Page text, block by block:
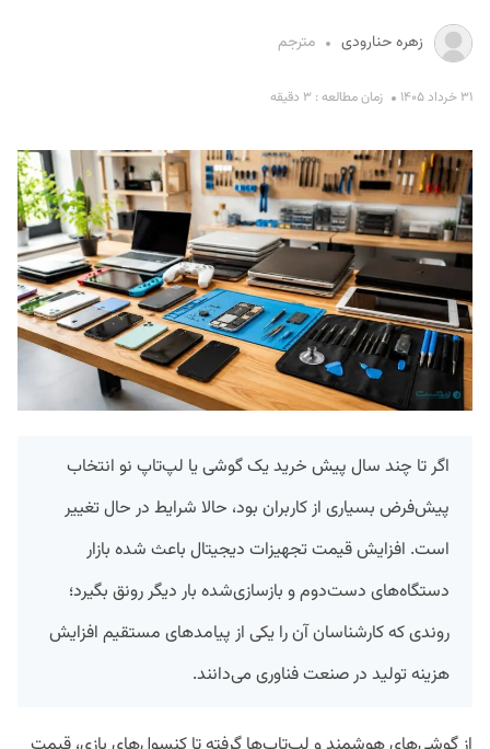
زهره حنارودی مترجم
۳۱ خرداد ۱۴۰۵ زمان مطالعه : ۳ دقیقه
اگر تا چند سال پیش خرید یک گوشی یا لپ‌تاپ نو انتخاب
پیش‌فرض بسیاری از کاربران بود، حالا شرایط در حال تغییر
است. افزایش قیمت تجهیزات دیجیتال باعث شده بازار
دستگاه‌های دست‌دوم و بازسازی‌شده بار دیگر رونق بگیرد؛
روندی که کارشناسان آن را یکی از پیامدهای مستقیم افزایش
هزینه تولید در صنعت فناوری می‌دانند.